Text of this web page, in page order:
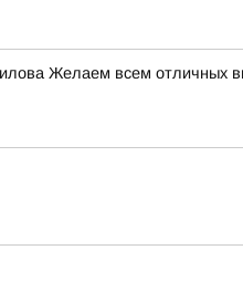
Желаем всем отличных